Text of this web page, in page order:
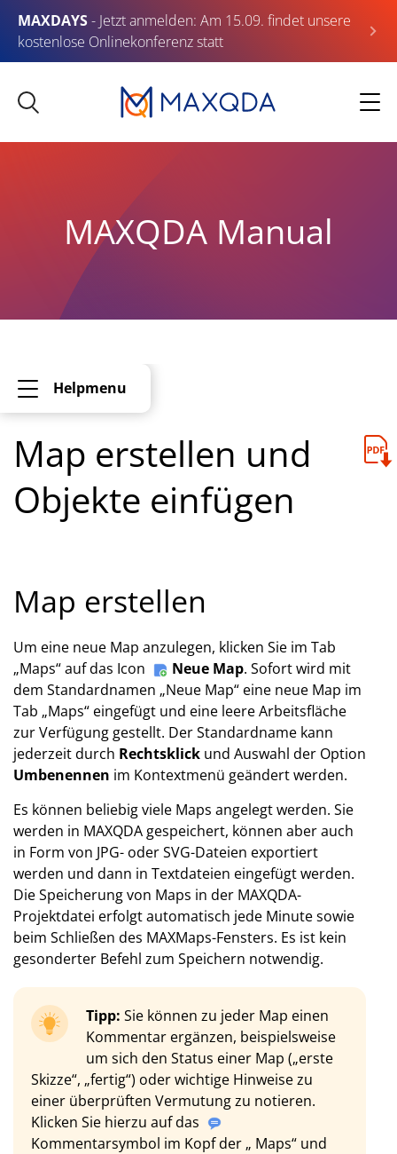
MAXDAYS- Jetzt anmelden: Am 15.09. findet unsere
kostenlose Onlinekonferenz statt
MAXQDA Manual
Helpmenu
Map erstellen und
Objekte einfügen
Map erstellen
Um eine neue Map anzulegen, klicken Sie im Tab
„Maps“ auf das Icon
Neue Map. Sofort wird mit
dem Standardnamen „Neue Map“ eine neue Map im
Tab „Maps“ eingefügt und eine leere Arbeitsfläche
zur Verfügung gestellt. Der Standardname kann
jederzeit durch Rechtsklick und Auswahl der Option
Umbenennen im Kontextmenü geändert werden.
Es können beliebig viele Maps angelegt werden. Sie
werden in MAXQDA gespeichert, können aber auch
in Form von JPG- oder SVG-Dateien exportiert
werden und dann in Textdateien eingefügt werden.
Die Speicherung von Maps in der MAXQDA-
Projektdatei erfolgt automatisch jede Minute sowie
beim Schließen des MAXMaps-Fensters. Es ist kein
gesonderter Befehl zum Speichern notwendig.
Tipp: Sie können zu jeder Map einen
Kommentar ergänzen, beispielsweise
um sich den Status einer Map („erste
Skizze“, „fertig“) oder wichtige Hinweise zu
einer überprüften Vermutung zu notieren.
Klicken Sie hierzu auf das
Kommentarsymbol im Kopf der „ Maps“ und